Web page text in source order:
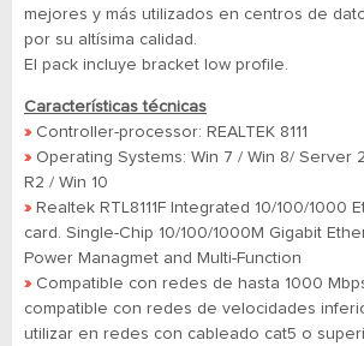
mejores y más utilizados en centros de
por su altísima calidad.
El pack incluye bracket low profile.
Características técnicas
» Controller-processor: REALTEK 8111
» Operating Systems: Win 7 / Win 8/ Server
R2 / Win 10
» Realtek RTL8111F Integrated 10/100/1000
card. Single-Chip 10/100/1000M Gigabit
Power Managmet and Multi-Function
» Compatible con redes de hasta 1000
compatible con redes de velocidades
utilizar en redes con cableado cat5 o